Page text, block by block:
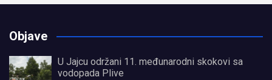
Objave
U Jajcu održani 11. međunarodni skokovi sa
vodopada Plive